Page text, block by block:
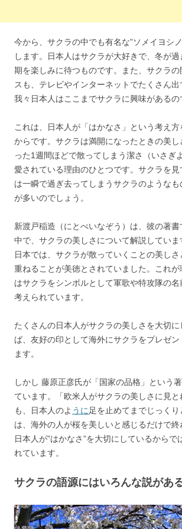
今から、サクラの中でも有名な”ソメイヨシ
します。日本人はサクラが大好きで、冬が過
期を楽しみに待つものです。また、サクラ
スも、テレビやインターネットでたくさん出
我々日本人はここまでサクラに興味があるの
これは、日本人が「はかなさ」という考え
からです。サクラは満開になったときの美し
った1週間ほどで散ってしまう潔さ（いさぎ
愛されている理由のひとつです。サクラを
は一瞬で過ぎ去ってしまうサクラのようなも
が多いのでしょう。
新渡戸稲造（にとべいなぞう）は、彼の著書
中で、サクラの美しさについて解説してい
日本では、サクラが散っていくことの美し
重ねることが美徳とされていました。これ
はサクラをシンボルとして軍歌や特攻隊の名
考えられています。
たくさんの日本人がサクラの美しさを大切に
ば、友好の印として海外にサクラをプレゼン
ます。
しかし 藤原正彦氏が「国家の品格」という
ています。「欧米人がサクラの美しさに見と
も、日本人のよ うに 足を止めてまでじっく
は、海外の人が桜を美しいと感じるだけで終
日本人が”はかなさ”を大切にしているからで
れています。
サクラの語源にはいろんな説があ